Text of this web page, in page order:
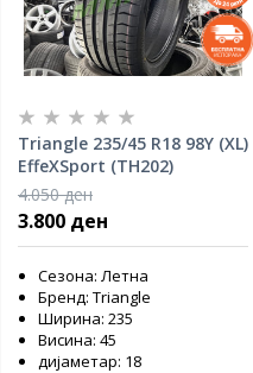
Triangle 235/45 R18 98Y (XL)
EffeXSport (TH202)
4.050 ден
3.800 ден
Сезона: Летна
Бренд: Triangle
Ширина: 235
Висина: 45
дијаметар: 18